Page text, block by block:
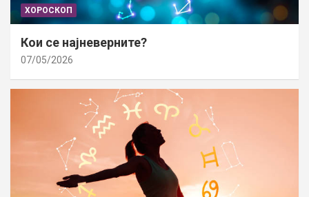
ХОРОСКОП
Кои се најневерните?
07/05/2026